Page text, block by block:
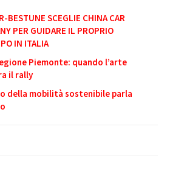
BESTUNE SCEGLIE CHINA CAR
PER GUIDARE IL PROPRIO
IN ITALIA
Piemonte: quando l’arte
il rally
della mobilità sostenibile parla